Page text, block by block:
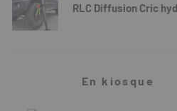
RLC Diffusion Cric
En kiosque